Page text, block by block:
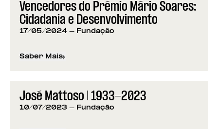
Vencedores do Prémio Mário Soares:
Cidadania e Desenvolvimento
17/05/2024 - Fundação
Saber Mais
sobre Vencedores do Prémio Mário Soares:
José Mattoso | 1933-2023
10/07/2023 - Fundação